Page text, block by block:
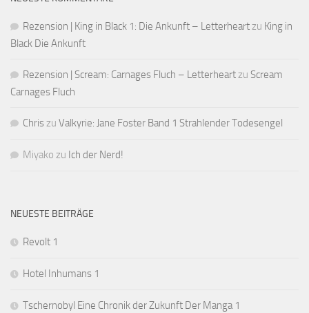
Rezension | King in Black 1: Die Ankunft – Letterheartzu King in
Black Die Ankunft
Rezension | Scream: Carnages Fluch – Letterheartzu Scream
Carnages Fluch
Chriszu Valkyrie: Jane Foster Band 1 Strahlender Todesengel
Miyako zu Ich der Nerd!
NEUESTE BEITRÄGE
Revolt 1
Hotel Inhumans 1
Tschernobyl Eine Chronik der Zukunft Der Manga 1